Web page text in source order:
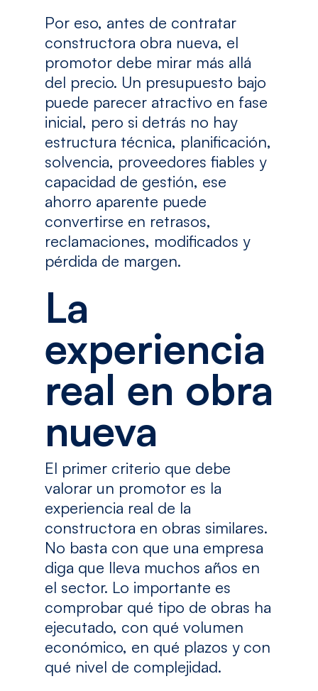
Por eso, antes de contratar
constructora obra nueva, el
promotor debe mirar más allá
del precio. Un presupuesto bajo
puede parecer atractivo en fase
inicial, pero si detrás no hay
estructura técnica, planificación,
solvencia, proveedores fiables y
capacidad de gestión, ese
ahorro aparente puede
convertirse en retrasos,
reclamaciones, modificados y
pérdida de margen.
La
experiencia
real en obra
nueva
El primer criterio que debe
valorar un promotor es la
experiencia real de la
constructora en obras similares.
No basta con que una empresa
diga que lleva muchos años en
el sector. Lo importante es
comprobar qué tipo de obras ha
ejecutado, con qué volumen
económico, en qué plazos y con
qué nivel de complejidad.